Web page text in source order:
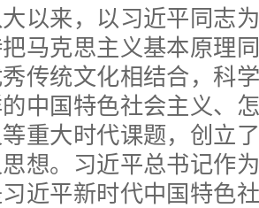
来，以习近平同志为
马克思主义基本原理
传统文化相结合，科
中国特色社会主义、
重大时代课题，创立
想。习近平总书记作
近平新时代中国特色